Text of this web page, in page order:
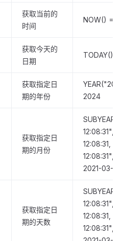
获取当前的
时间
NOW() =
获取今天的
日期
TODAY() =
获取指定日
期的年份
2024
获取指定日
期的月份
12:08:31",
12:08:31,
12:08:31",
2021-03-15
获取指定日
期的天数
12:08:31",
12:08:31,
12:08:31",